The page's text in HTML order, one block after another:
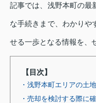
記事では、浅野本町の最
な手続きまで、わかりや
せる一歩となる情報を、
【目次】
・浅野本町エリアの土
・売却を検討する際に